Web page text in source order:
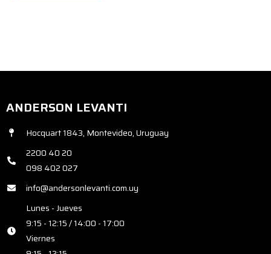
ANDERSON LEVANTI
Hocquart 1843, Montevideo, Uruguay
2200 40 20
098 402 027
info@andersonlevanti.com.uy
Lunes - Jueves
9:15 - 12:15 / 14:00 - 17:00
Viernes